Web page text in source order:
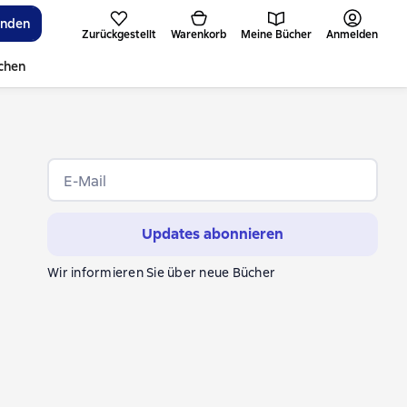
Zurückgestellt Warenkorb Meine Bücher Anmelden
E-Mail
Updates abonnieren
Wir informieren Sie über neue Bücher